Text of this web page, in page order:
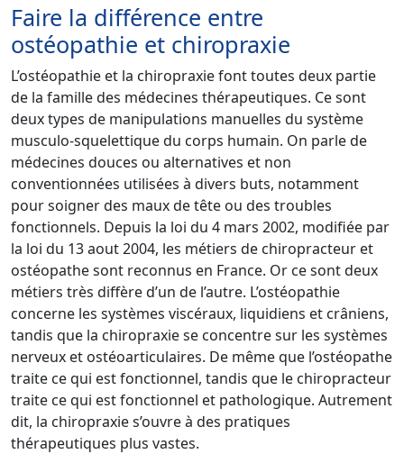
Faire la différence entre
ostéopathie et chiropraxie
L’ostéopathie et la chiropraxie font toutes deux partie
de la famille des médecines thérapeutiques. Ce sont
deux types de manipulations manuelles du système
musculo-squelettique du corps humain. On parle de
médecines douces ou alternatives et non
conventionnées utilisées à divers buts, notamment
pour soigner des maux de tête ou des troubles
fonctionnels. Depuis la loi du 4 mars 2002, modifiée par
la loi du 13 aout 2004, les métiers de chiropracteur et
ostéopathe sont reconnus en France. Or ce sont deux
métiers très diffère d’un de l’autre. L’ostéopathie
concerne les systèmes viscéraux, liquidiens et crâniens,
tandis que la chiropraxie se concentre sur les systèmes
nerveux et ostéoarticulaires. De même que l’ostéopathe
traite ce qui est fonctionnel, tandis que le chiropracteur
traite ce qui est fonctionnel et pathologique. Autrement
dit, la chiropraxie s’ouvre à des pratiques
thérapeutiques plus vastes.